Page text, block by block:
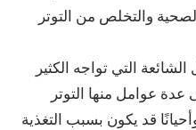
والتخلص من التوتر
التي تواجه الكثير
عوامل منها التوتر
قد يكون بسبب التغذية